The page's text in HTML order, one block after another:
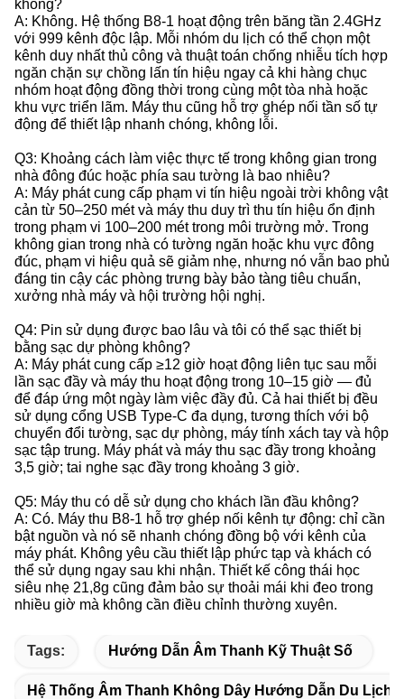
không?
A: Không. Hệ thống B8-1 hoạt động trên băng tần 2.4GHz
với 999 kênh độc lập. Mỗi nhóm du lịch có thể chọn một
kênh duy nhất thủ công và thuật toán chống nhiễu tích hợp
ngăn chặn sự chồng lấn tín hiệu ngay cả khi hàng chục
nhóm hoạt động đồng thời trong cùng một tòa nhà hoặc
khu vực triển lãm. Máy thu cũng hỗ trợ ghép nối tần số tự
động để thiết lập nhanh chóng, không lỗi.
Q3: Khoảng cách làm việc thực tế trong không gian trong
nhà đông đúc hoặc phía sau tường là bao nhiêu?
A: Máy phát cung cấp phạm vi tín hiệu ngoài trời không vật
cản từ 50–250 mét và máy thu duy trì thu tín hiệu ổn định
trong phạm vi 100–200 mét trong môi trường mở. Trong
không gian trong nhà có tường ngăn hoặc khu vực đông
đúc, phạm vi hiệu quả sẽ giảm nhẹ, nhưng nó vẫn bao phủ
đáng tin cậy các phòng trưng bày bảo tàng tiêu chuẩn,
xưởng nhà máy và hội trường hội nghị.
Q4: Pin sử dụng được bao lâu và tôi có thể sạc thiết bị
bằng sạc dự phòng không?
A: Máy phát cung cấp ≥12 giờ hoạt động liên tục sau mỗi
lần sạc đầy và máy thu hoạt động trong 10–15 giờ — đủ
để đáp ứng một ngày làm việc đầy đủ. Cả hai thiết bị đều
sử dụng cổng USB Type-C đa dụng, tương thích với bộ
chuyển đổi tường, sạc dự phòng, máy tính xách tay và hộp
sạc tập trung. Máy phát và máy thu sạc đầy trong khoảng
3,5 giờ; tai nghe sạc đầy trong khoảng 3 giờ.
Q5: Máy thu có dễ sử dụng cho khách lần đầu không?
A: Có. Máy thu B8-1 hỗ trợ ghép nối kênh tự động: chỉ cần
bật nguồn và nó sẽ nhanh chóng đồng bộ với kênh của
máy phát. Không yêu cầu thiết lập phức tạp và khách có
thể sử dụng ngay sau khi nhận. Thiết kế công thái học
siêu nhẹ 21,8g cũng đảm bảo sự thoải mái khi đeo trong
nhiều giờ mà không cần điều chỉnh thường xuyên.
Tags: Hướng Dẫn Âm Thanh Kỹ Thuật Số
Hệ Thống Âm Thanh Không Dây Hướng Dẫn Du Lịch